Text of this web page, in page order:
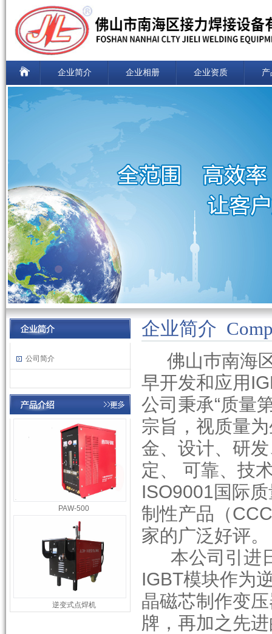
企业简介 企业相册 企业资质
公司简介
PAW-500
逆变式点焊机
企业简介
佛山巿南海
早开发和应用
公司秉承“质量
宗旨，视质量
金、设计、研
定、 可靠、技
ISO9001国际
制性产品（
家的广泛好评。
本公司引进
IGBT模块作为
晶磁芯制作变
牌，再加之先